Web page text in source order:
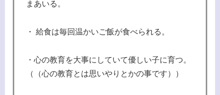
まあいる。
・ 給食は毎回温かいご飯が食べられる。
・心の教育を大事にしていて優しい子に育つ。
（（心の教育とは思いやりとかの事です））